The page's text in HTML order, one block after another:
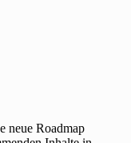
neue Roadmap